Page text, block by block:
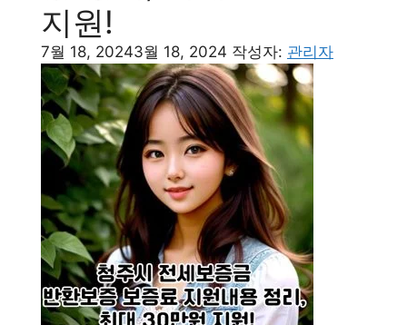
지원!
7월 18, 20243월 18, 2024 작성자: 관리자